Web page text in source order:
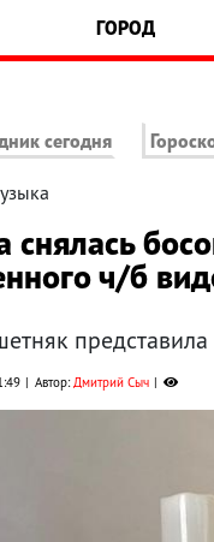
ГОРОД
сегодня
снялась
ч/б
Автор:Дмитрий Сыч